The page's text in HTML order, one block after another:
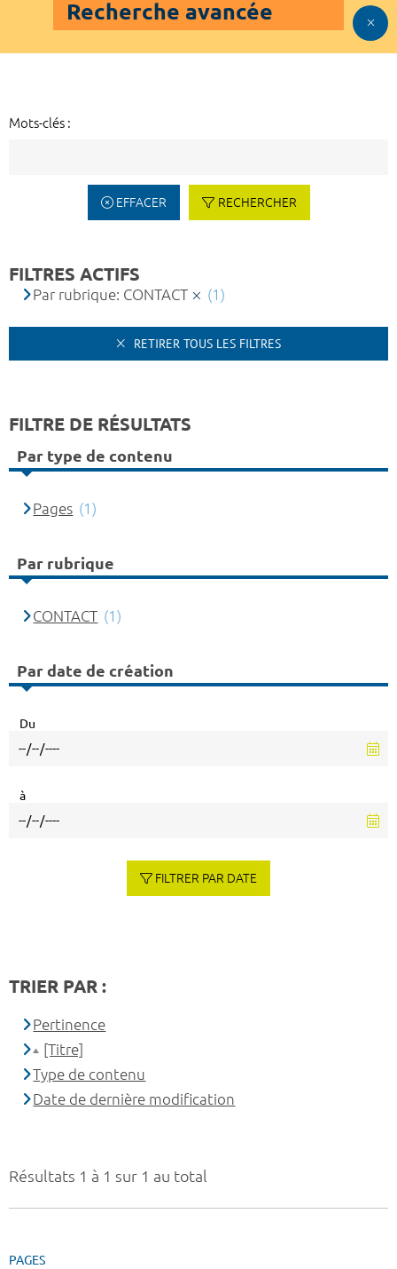
Recherche avancée
Mots-clés :
EFFACER RECHERCHER
Résultats 1 à 1 sur 1 au total
PAGES
FILTRES ACTIFS
Par rubrique: CONTACT (1)
RETIRER TOUS LES FILTRES
FILTRE DE RÉSULTATS
Par type de contenu
Pages (1)
Par rubrique
CONTACT (1)
Par date de création
Du
à
FILTRER PAR DATE
TRIER PAR :
Pertinence
[Titre]
Type de contenu
Date de dernière modification